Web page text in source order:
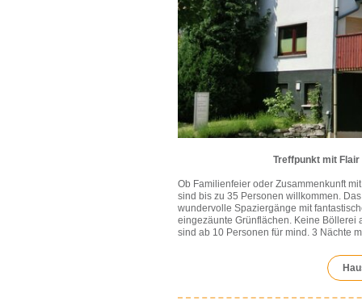
Treffpunkt mit
Ob Familienfeier oder Zusammenkunft
sind bis zu 35 Personen willkommen.
wundervolle Spaziergänge mit
eingezäunte Grünflächen. Keine Böllerei
sind ab 10 Personen für mind. 3 Nächte